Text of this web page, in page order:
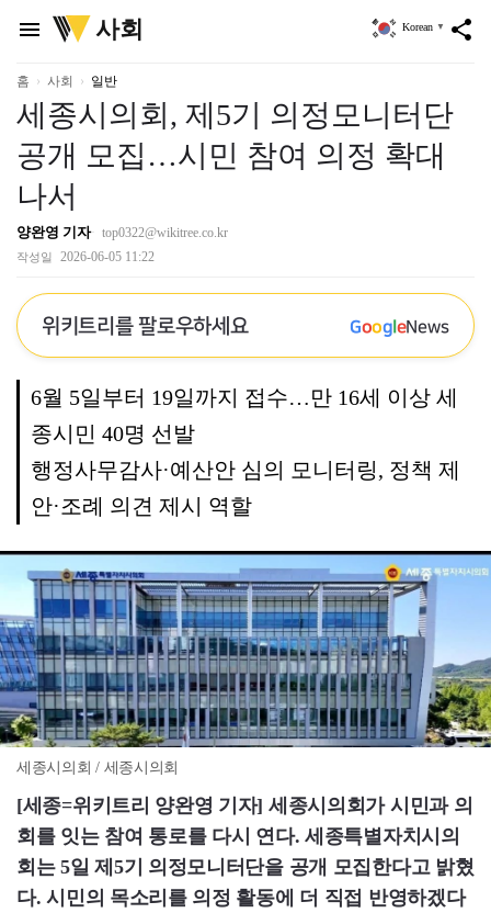
menu
위
키
리
사회 share
Korean ▼
홈 사회 일반
세종시의회, 제5기 의정모니터단
공개 모집…시민 참여 의정 확대
나서
양완영 기자 top0322@wikitree.co.kr
작성일 2026-06-05 11:22
위키트리를 팔로우하세요 GoogleNews
6월 5일부터 19일까지 접수…만 16세 이상 세
종시민 40명 선발
행정사무감사·예산안 심의 모니터링, 정책 제
안·조례 의견 제시 역할
세종시의회 / 세종시의회
[세종=위키트리 양완영 기자] 세종시의회가 시민과 의
회를 잇는 참여 통로를 다시 연다. 세종특별자치시의
회는 5일 제5기 의정모니터단을 공개 모집한다고 밝혔
다. 시민의 목소리를 의정 활동에 더 직접 반영하겠다